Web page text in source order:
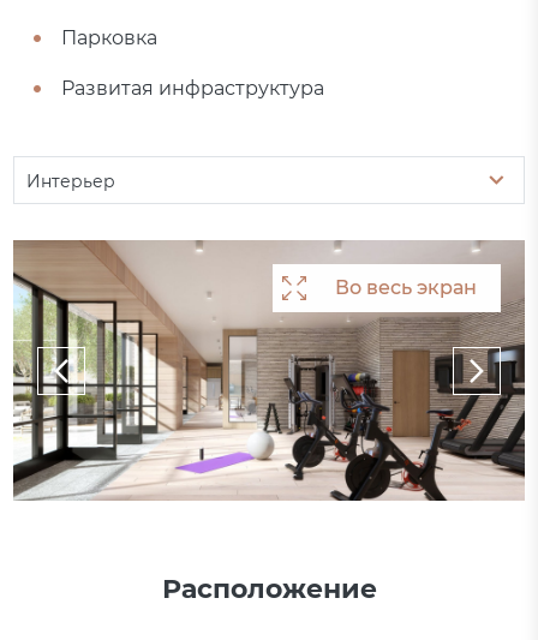
Парковка
Развитая инфраструктура
Интерьер
Во весь экран
Во весь экран
Во весь экран
Расположение